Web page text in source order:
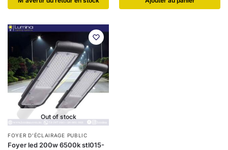
Out of stock
FOYER D'ÉCLAIRAGE PUBLIC
Foyer led 200w 6500k stl015-